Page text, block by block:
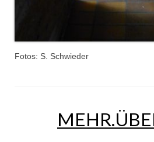
Fahrzeuge & Technik
Einsatzfahrzeuge
Fotos: S. Schwieder